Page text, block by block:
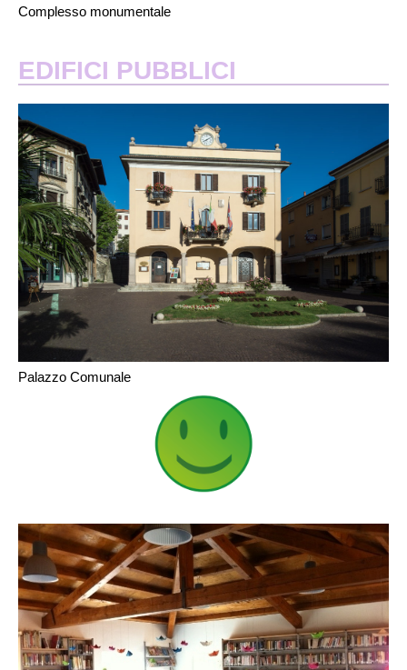
Complesso monumentale
EDIFICI PUBBLICI
Palazzo Comunale